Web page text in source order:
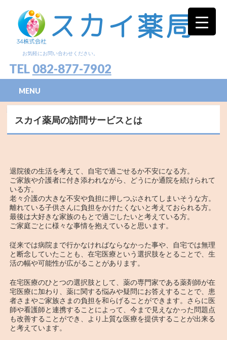
お気軽にお問い合わせください。
TEL 082-877-7902
MENU
スカイ薬局の訪問サービスとは
退院後の生活を考えて、自宅で過ごせるか不安になる方。
ご家族や介護者に付き添われながら、どうにか通院を続けられて
いる方。
老々介護の大きな不安や負担に押しつぶされてしまいそうな方。
離れている子供さんに負担をかけたくないと考えておられる方。
最後は大好きな家族のもとで過ごしたいと考えている方。
ご家庭ごとに様々な事情を抱えていると思います。
従来では病院まで行かなければならなかった事や、自宅では無理
と断念していたことも、在宅医療という選択肢をとることで、生
活の幅や可能性が広がることがあります。
在宅医療のひとつの選択肢として、薬の専門家である薬剤師が在
宅医療に加わり、薬に関する悩みや疑問にお答えすることで、患
者さまやご家族さまの負担を和らげることができます。さらに医
師や看護師と連携することによって、今まで見えなかった問題点
も改善することができ、より上質な医療を提供することが出来る
と考えています。